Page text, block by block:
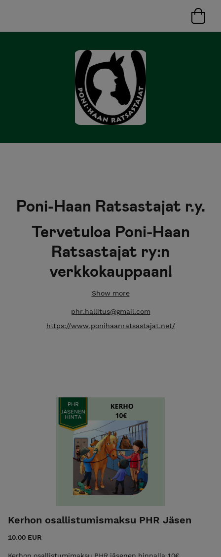
Poni-Haan Ratsastajat r.y.
Tervetuloa Poni-Haan
Ratsastajat ry:n
verkkokauppaan!
Poni-Haan Ratsastajat ry (PHR) toimii Poni-Haan
Suomen suurimmista ratsastusseuroista.
Verkkokaupassamme myymme mm. erilaisia
Show more
phr.hallitus@gmail.com
https://www.ponihaanratsastajat.net/
Kerhon osallistumismaksu PHR Jäsen
10.00 EUR